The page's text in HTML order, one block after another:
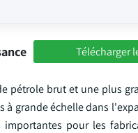
Télécharger
pétrole brut et une plus
à grande échelle dans
pour les